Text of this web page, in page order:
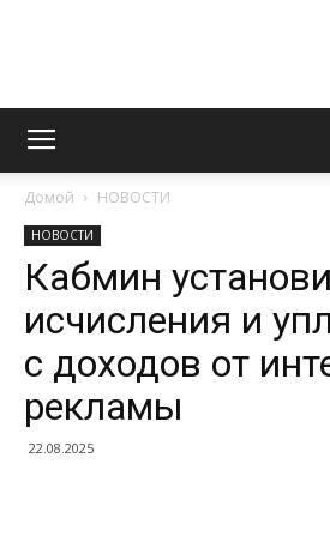
портал
Домой НОВОСТИ
НОВОСТИ
Кабмин
исчисления и
с доходов от
рекламы
22.08.2025